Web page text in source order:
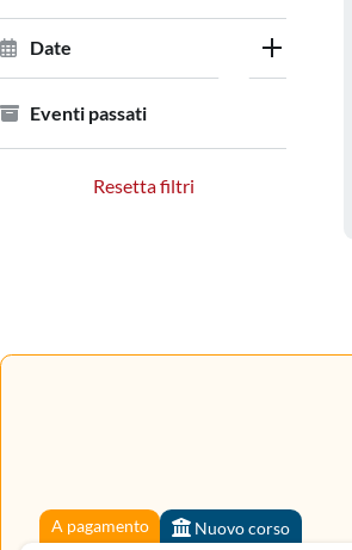
Date
Eventi passati
Resetta filtri
A pagamento Nuovo corso